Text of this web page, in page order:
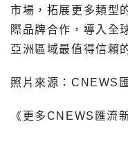
市場，拓展更多類型
際品牌合作，導入全
亞洲區域最值得信賴
照片來源：CNEWS
《更多CNEWS匯流